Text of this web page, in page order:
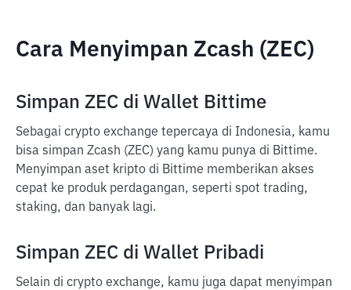
Cara Menyimpan Zcash (ZEC)
Simpan ZEC di Wallet Bittime
Sebagai crypto exchange tepercaya di Indonesia, kamu
bisa simpan Zcash (ZEC) yang kamu punya di Bittime.
Menyimpan aset kripto di Bittime memberikan akses
cepat ke produk perdagangan, seperti spot trading,
staking, dan banyak lagi.
Simpan ZEC di Wallet Pribadi
Selain di crypto exchange, kamu juga dapat menyimpan